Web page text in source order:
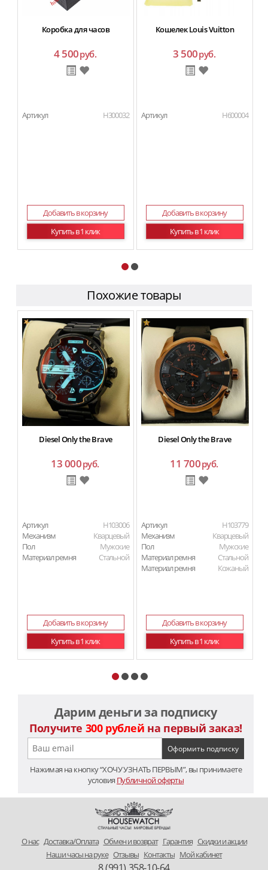
Коробка для часов
4 500руб.
Артикул H300032
Добавить в корзину
Купить в 1 клик
Кошелек Louis Vuitton
3 500руб.
Артикул H600004
Добавить в корзину
Купить в 1 клик
Похожие товары
Diesel Only the Brave
13 000руб.
Артикул
H103006
Механизм
Кварцевый
Пол
Мужские
Материал ремня
Стальной
Добавить в корзину
Купить в 1 клик
Diesel Only the Brave
11 700руб.
Артикул
H103779
Механизм
Кварцевый
Пол
Мужские
Материал ремня
Стальной
Материал ремня
Кожаный
Добавить в корзину
Купить в 1 клик
Дарим деньги за подписку
Получите 300 рублей на первый заказ!
Нажимая на кнопку “ХОЧУ УЗНАТЬ ПЕРВЫМ”, вы принимаете
условия Публичной оферты
O нас Доставка/Оплата Обмен и возврат Гарантия Скидки и акции
Наши часы на руке Отзывы Контакты Мой кабинет
8 (991) 358-10-64